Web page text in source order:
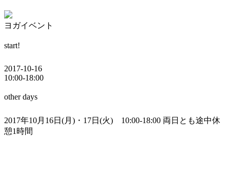
ヨガイベント
start!
2017-10-16
10:00-18:00
other days
2017年10月16日(月)・17日(火) 10:00-18:00 両日とも途中休
憩1時間